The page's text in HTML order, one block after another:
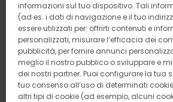
informazioni sul tuo dispositivo. Tali
(ad es. i dati di navigazione e il tuo
essere utilizzati per: offrirti contenuti e
personalizzati, misurare l’efficacia dei
pubblicità, per fornire annunci
meglio il nostro pubblico o sviluppare e
dei nostri partner. Puoi configurare la tua
tuo consenso all’uso di determinati
altri tipi di cookie (ad esempio, alcuni